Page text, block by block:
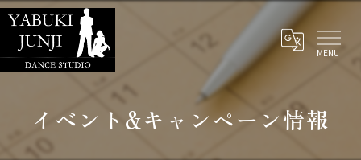
イベント&キャンペーン情報